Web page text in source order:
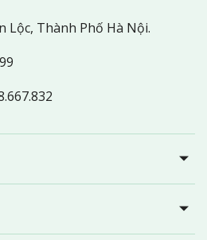
Lộc, Thành Phố Hà Nội.